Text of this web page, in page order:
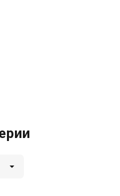
миру. Comedy Club — это
и смейтесь вместе с
сериала Comedy Club